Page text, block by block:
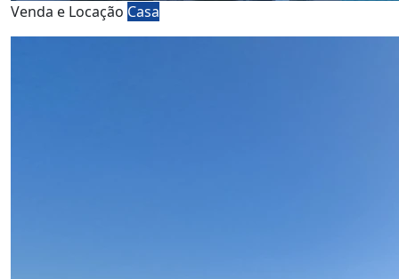
Venda e Locação Casa